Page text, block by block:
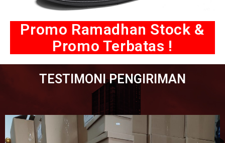
Promo Ramadhan Stock &
Promo Terbatas !
TESTIMONI PENGIRIMAN